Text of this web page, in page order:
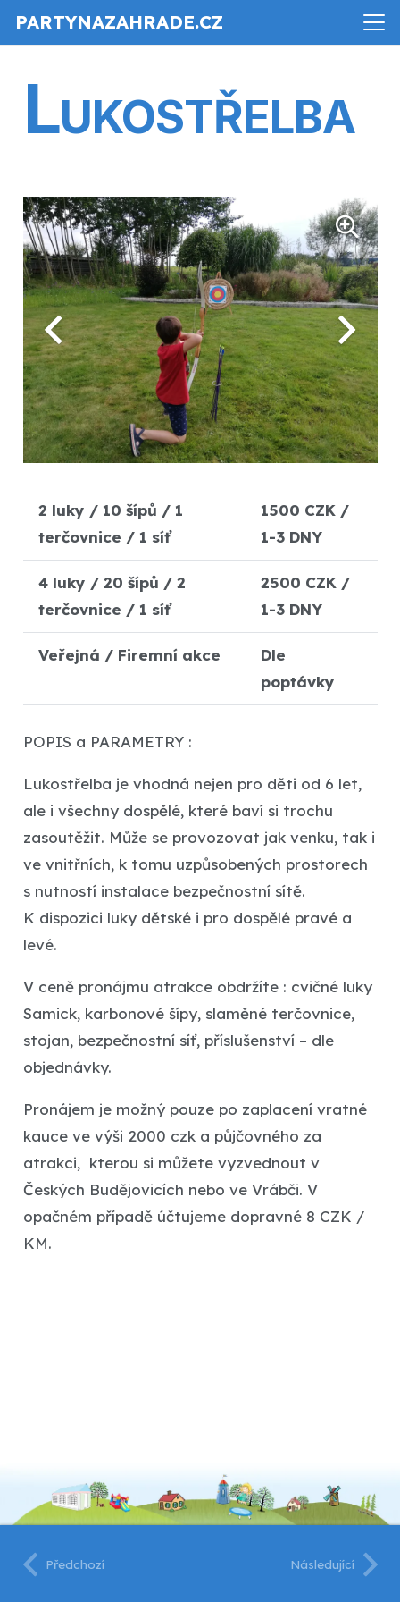
PARTYNAZAHRADE.CZ
LUKOSTŘELBA
2 luky / 10 šípů / 1
terčovnice / 1 síť
1500 CZK/
1-3 DNY
4 luky / 20 šípů / 2
terčovnice / 1 síť
2500 CZK /
1-3 DNY
Veřejná / Firemní akce
Dle
poptávky
POPIS a PARAMETRY :
Lukostřelba je vhodná nejen pro děti od 6 let,
ale i všechny dospělé, které baví si trochu
zasoutěžit. Může se provozovat jak venku, tak i
ve vnitřních, k tomu uzpůsobených prostorech
s nutností instalace bezpečnostní sítě.
K dispozici luky dětské i pro dospělé pravé a
levé.
V ceně pronájmu atrakce obdržíte : cvičné luky
Samick, karbonové šípy, slaměné terčovnice,
stojan, bezpečnostní síť, příslušenství – dle
objednávky.
Pronájem je možný pouze po zaplacení vratné
kauce ve výši 2000 czk a půjčovného za
atrakci, kterou si můžete vyzvednout v
Českých Budějovicích nebo ve Vrábči. V
opačném případě účtujeme dopravné 8 CZK /
KM.
Předchozí Následující